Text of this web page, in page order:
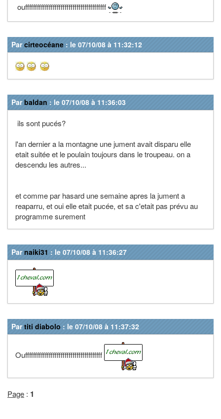
oufffffffffffffffffffffffffffffffffffffffff
Parcirteocéane : le 07/10/08 à 11:32:12
Parbaldan : le 07/10/08 à 11:36:03
ils sont pucés?
l'an dernier a la montagne une jument avait disparu elle
etait suitée et le poulain toujours dans le troupeau. on a
descendu les autres...
et comme par hasard une semaine apres la jument a
reaparru, et oui elle etait pucée, et sa c'etait pas prévu au
programme surement
Parnaiki31 : le 07/10/08 à 11:36:27
Partiti diabolo : le 07/10/08 à 11:37:32
Oufffffffffffffffffffffffffffffffffffffff
Page : 1